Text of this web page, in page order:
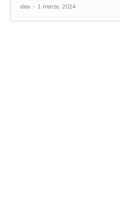
alex - 1 marzo, 2024